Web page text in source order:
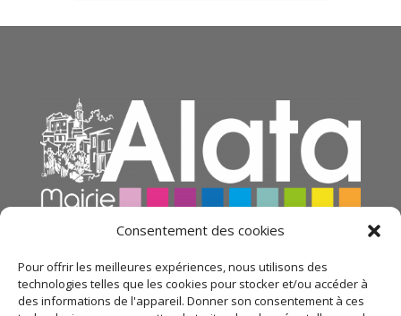
Consentement des cookies
Pour offrir les meilleures expériences, nous utilisons des
technologies telles que les cookies pour stocker et/ou accéder à
des informations de l'appareil. Donner son consentement à ces